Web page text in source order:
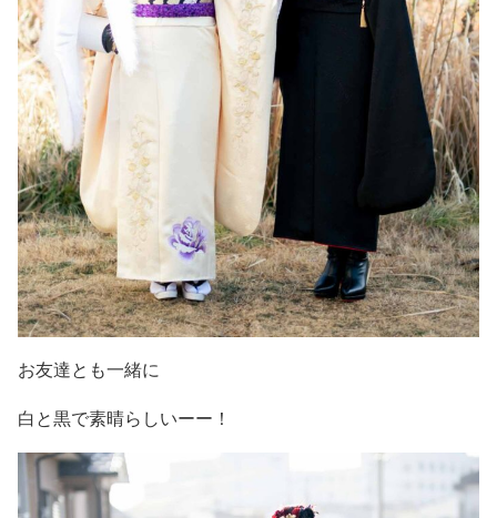
お友達とも一緒に
白と黒で素晴らしいーー！